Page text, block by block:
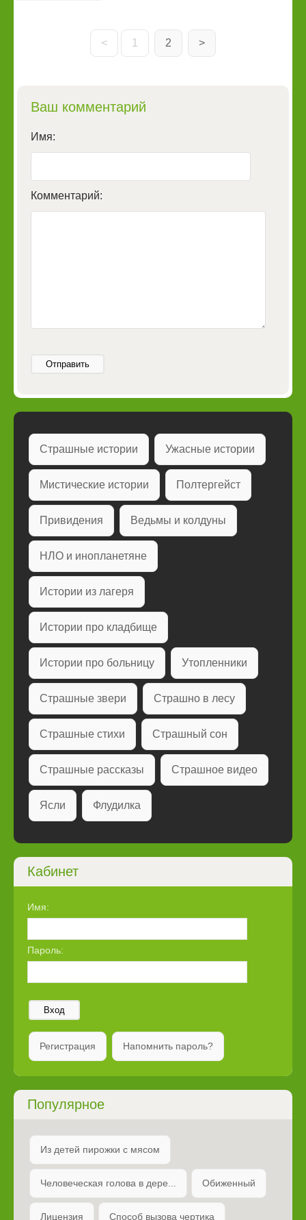
< 1 2 >
Ваш комментарий
Имя:
Комментарий:
Отправить
Страшные истории Ужасные истории
Мистические истории Полтергейст
Привидения Ведьмы и колдуны
НЛО и инопланетяне
Истории из лагеря
Истории про кладбище
Истории про больницу Утопленники
Страшные звери Страшно в лесу
Страшные стихи Страшный сон
Страшные рассказы Страшное видео
Ясли Флудилка
Кабинет
Имя:
Пароль:
Вход
Регистрация Напомнить пароль?
Популярное
Из детей пирожки с мясом
Человеческая голова в дере... Обиженный
Лицензия Способ вызова чертика